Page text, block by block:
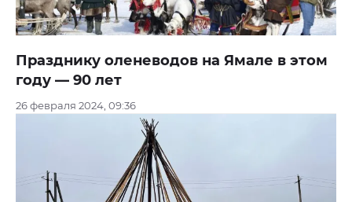
Празднику оленеводов на Ямале в этом
году — 90 лет
26 февраля 2024, 09:36